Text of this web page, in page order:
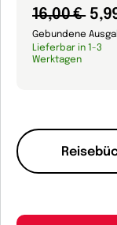
16,00 €
Gebundene
Lieferbar in 1-3
Werktagen